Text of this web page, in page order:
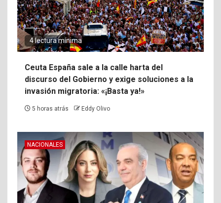
4 lectura mínima
Ceuta España sale a la calle harta del
discurso del Gobierno y exige soluciones a la
invasión migratoria: «¡Basta ya!»
5 horas atrás Eddy Olivo
NACIONALES